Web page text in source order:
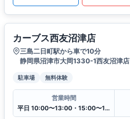
カーブス西友沼津店
三島二日町駅から車で10分
静岡県沼津市大岡1330-1西友沼津店
駐車場 無料体験
営業時間
平日 10:00〜13:00・15:00〜19:00